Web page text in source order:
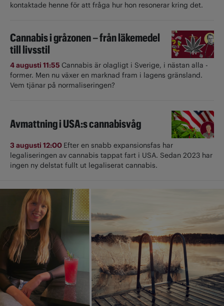
kontaktade henne för att fråga hur hon resonerar kring det.
Cannabis i gråzonen – från läkemedel
till livsstil
4 augusti 11:55 Cannabis är olagligt i ­Sverige, i nästan alla ­
former. Men nu växer en marknad fram i lagens gränsland.
Vem tjänar på normaliseringen?
Avmattning i USA:s cannabisvåg
3 augusti 12:00 Efter en snabb expansionsfas har
legaliseringen av cannabis tappat fart i USA. Sedan 2023 har
ingen ny delstat fullt ut ­legaliserat cannabis.